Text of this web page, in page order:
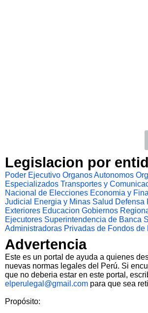
Legislacion por
Poder Ejecutivo Organos Autonomos
Especializados Transportes y
Nacional de Elecciones Economia y
Judicial
Energia y Minas Salud Defensa
Exteriores Educacion Gobiernos
Ejecutores Superintendencia de Banca
Administradoras Privadas de Fondos de
Advertencia
Este es un portal de ayuda a quienes
nuevas normas legales del Perú. Si
que no deberia estar en este portal,
elperulegal@gmail.com para que sea
Propósito: